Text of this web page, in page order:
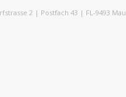
2 | Postfach 43 | FL-9493